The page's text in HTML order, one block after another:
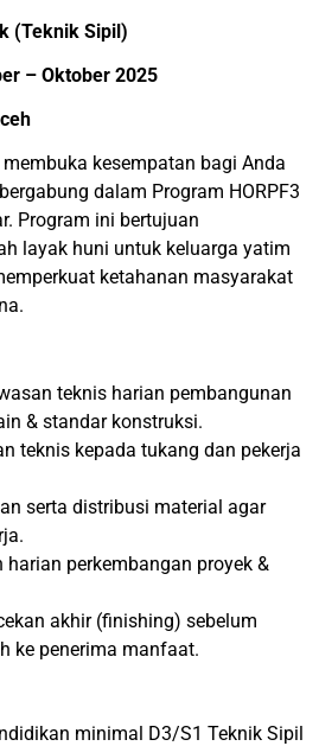
(Teknik Sipil)
– Oktober 2025
kesempatan bagi Anda
dalam Program HORPF3
Program ini bertujuan
layak huni untuk keluarga yatim
ketahanan masyarakat
teknis harian pembangunan
& standar konstruksi.
teknis kepada tukang dan pekerja
serta distribusi material agar
harian perkembangan proyek &
akhir (finishing) sebelum
ke penerima manfaat.
minimal D3/S1 Teknik Sipil